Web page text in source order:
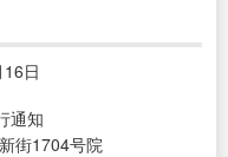
日
通知
街1704号院